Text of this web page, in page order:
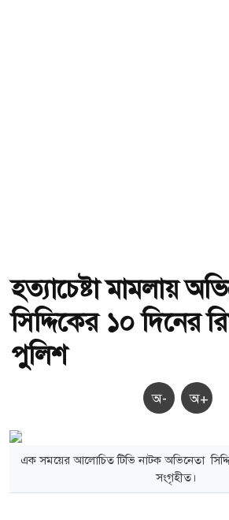
হত্যাচেষ্টা মামলায়
সিদ্দিকের ১০ দিনের
পুলিশ
অ- অ+
এক সময়ের আলোচিত টিভি নাটক অভিনেতা
সংগৃহীত।